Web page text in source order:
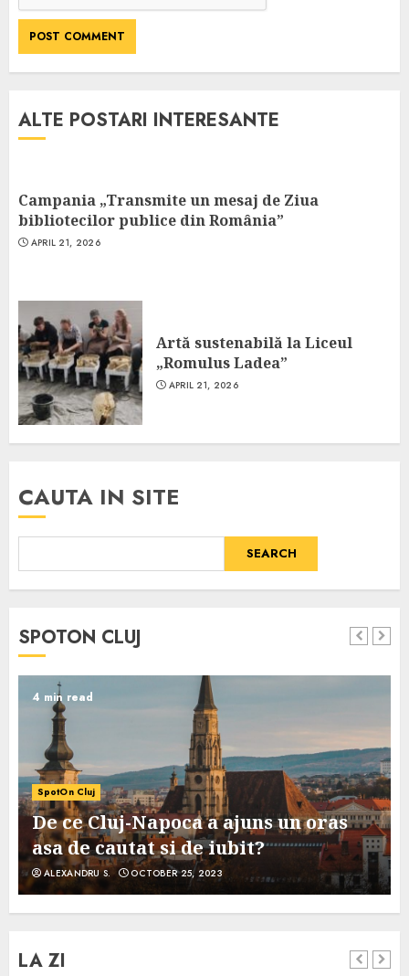
ALTE POSTARI INTERESANTE
Campania „Transmite un mesaj de Ziua
bibliotecilor publice din România”
APRIL 21, 2026
Artă sustenabilă la Liceul
„Romulus Ladea”
APRIL 21, 2026
CAUTA IN SITE
SEARCH
SPOTON CLUJ
4 min read
SpotOn Cluj
De ce Cluj-Napoca a ajuns un oras
asa de cautat si de iubit?
ALEXANDRU S. OCTOBER 25, 2023
LA ZI